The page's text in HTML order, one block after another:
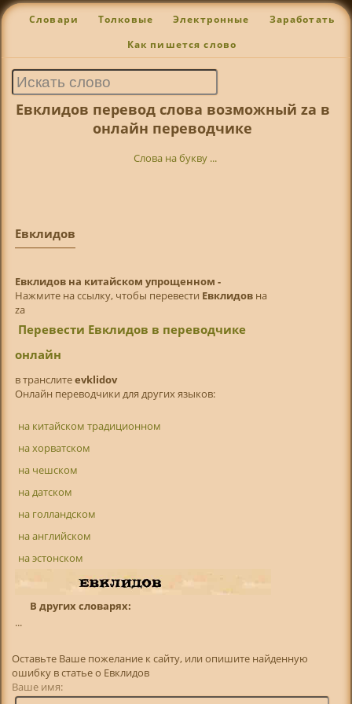
Словари Толковые Электронные Заработать
Как пишется слово
Евклидов перевод слова возможный za в
онлайн переводчике
Слова на букву ...
Евклидов
Евклидов на китайском упрощенном -
Нажмите на ссылку, чтобы перевести Евклидовна
za
Перевести Евклидов в переводчике
онлайн
в транслитeevklidov
Онлайн переводчики для других языков:
на китайском традиционном
на хорватском
на чешском
на датском
на голландском
на английском
на эстонском
В других словарях:
...
Оставьте Ваше пожелание к сайту, или опишите найденную
ошибку в статье о Евклидов
Ваше имя: